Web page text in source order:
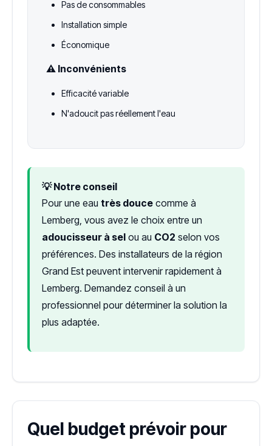
Pas de consommables
Installation simple
Économique
⚠️ Inconvénients
Efficacité variable
N'adoucit pas réellement l'eau
💡 Notre conseil
Pour une eau très douce comme à
Lemberg, vous avez le choix entre un
adoucisseur à sel ou au CO2 selon vos
préférences. Des installateurs de la région
Grand Est peuvent intervenir rapidement à
Lemberg. Demandez conseil à un
professionnel pour déterminer la solution la
plus adaptée.
Quel budget prévoir pour